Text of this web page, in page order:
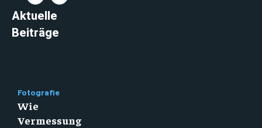
Aktuelle
Beiträge
Fotografie
Wie
Vermessung